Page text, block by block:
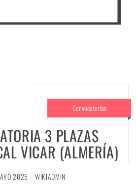
Convocatorias
3 PLAZAS
VICAR (ALMERÍA)
2025 WIKIADMIN